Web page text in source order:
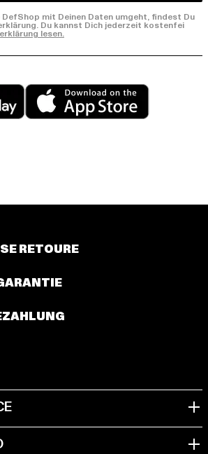
mit Deinen Daten umgeht, findest Du
Du kannst Dich jederzeit kostenfei
lesen.
Play market
App store
RETOURE